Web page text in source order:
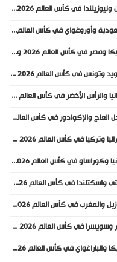
موعد مباراة إيران ونيوزيلندا في كأس العالم 2026 والقنوات الناقلة
موعد مباراة السعودية وأوروغواي في كأس العالم 2026 والقنوات الناقلة
موعد مباراة بلجيكا ومصر في كأس العالم 2026 والقنوات الناقلة
موعد مباراة السويد وتونس في كأس العالم 2026 والقنوات الناقلة
موعد مباراة إسبانيا والرأس الأخضر في كأس العالم 2026 والقنوات الناقلة
موعد مباراة ساحل العاج والإكوادور في كأس العالم 2026 والقنوات الناقلة
موعد مباراة أستراليا وتركيا في كأس العالم 2026 والقنوات الناقلة
موعد مباراة ألمانيا وكوراساو في كأس العالم 2026 والقنوات الناقلة
موعد مباراة هايتي واسكتلندا في كأس العالم 2026 والقنوات الناقلة
موعد مباراة البرازيل والمغرب في كأس العالم 2026 والقنوات الناقلة
موعد مباراة قطر وسويسرا في كأس العالم 2026 والقنوات الناقلة
موعد مباراة أمريكا والباراغواي في كأس العالم 2026 والقنوات الناقلة